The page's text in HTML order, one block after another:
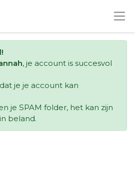
, je account is succesvol
je je account kan
je SPAM folder, het kan zijn
beland.